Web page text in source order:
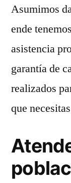
Asumimos
ende
asistencia
garantía de
realizados
que